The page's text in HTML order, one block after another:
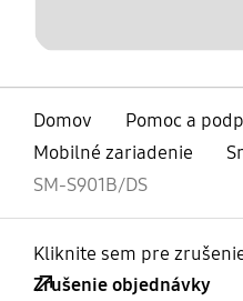
Domov
Pomoc a
Mobilné zariadenie
SM-S901B/DS
Kliknite sem pre
Zrušenie objednávky